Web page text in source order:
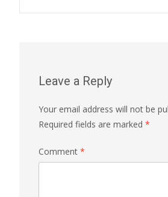
navigation
Leave a Reply
Your email address will not be
Required fields are marked *
Comment *